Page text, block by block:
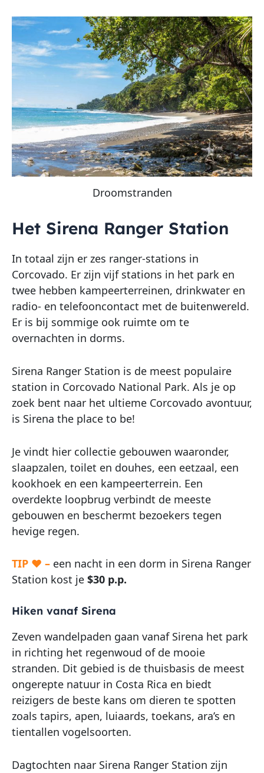
Droomstranden
Het Sirena Ranger Station
In totaal zijn er zes ranger-stations in
Corcovado. Er zijn vijf stations in het park en
twee hebben kampeerterreinen, drinkwater en
radio- en telefooncontact met de buitenwereld.
Er is bij sommige ook ruimte om te
overnachten in dorms.
Sirena Ranger Station is de meest populaire
station in Corcovado National Park. Als je op
zoek bent naar het ultieme Corcovado avontuur,
is Sirena the place to be!
Je vindt hier collectie gebouwen waaronder,
slaapzalen, toilet en douhes, een eetzaal, een
kookhoek en een kampeerterrein. Een
overdekte loopbrug verbindt de meeste
gebouwen en beschermt bezoekers tegen
hevige regen.
TIP ♥ – een nacht in een dorm in Sirena Ranger
Station kost je $30 p.p.
Hiken vanaf Sirena
Zeven wandelpaden gaan vanaf Sirena het park
in richting het regenwoud of de mooie
stranden. Dit gebied is de thuisbasis de meest
ongerepte natuur in Costa Rica en biedt
reizigers de beste kans om dieren te spotten
zoals tapirs, apen, luiaards, toekans, ara’s en
tientallen vogelsoorten.
Dagtochten naar Sirena Ranger Station zijn